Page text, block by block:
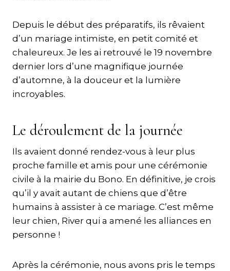
Depuis le début des préparatifs, ils rêvaient
d’un mariage intimiste, en petit comité et
chaleureux. Je les ai retrouvé le 19 novembre
dernier lors d’une magnifique journée
d’automne, à la douceur et la lumière
incroyables.
Le déroulement de la journée
Ils avaient donné rendez-vous à leur plus
proche famille et amis pour une cérémonie
civile à la mairie du Bono. En définitive, je crois
qu’il y avait autant de chiens que d’être
humains à assister à ce mariage. C’est même
leur chien, River qui a amené les alliances en
personne !
Après la cérémonie, nous avons pris le temps